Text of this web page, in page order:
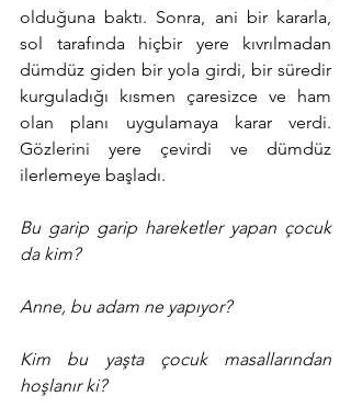
olduğuna baktı. Sonra, ani bir kararla,
sol tarafında hiçbir yere kıvrılmadan
dümdüz giden bir yola girdi, bir süredir
kurguladığı kısmen çaresizce ve ham
olan planı uygulamaya karar verdi.
Gözlerini yere çevirdi ve dümdüz
ilerlemeye başladı.
Bu garip garip hareketler yapan çocuk
da kim?
Anne, bu adam ne yapıyor?
Kim bu yaşta çocuk masallarından
hoşlanır ki?